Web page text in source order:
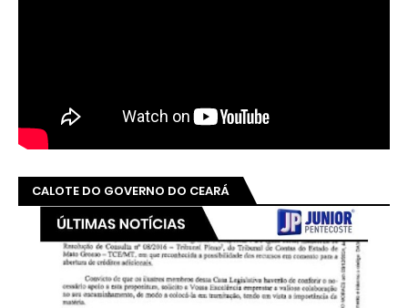
CALOTE DO GOVERNO DO CEARÁ